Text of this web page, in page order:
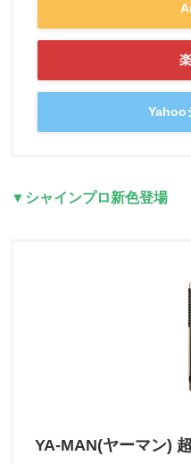
Yahoo
▼シャインプロ新色登場
YA-MAN(ヤーマン)